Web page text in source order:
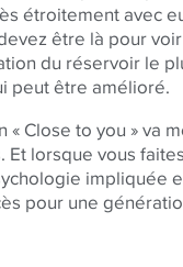
étroitement avec
être là pour
du réservoir le
peut être amélioré.
« Close to you » va
Et lorsque vous
impliquée
pour une